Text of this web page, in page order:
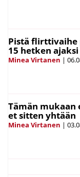
Pistä flirttivaihe
15 hetken ajaksi
Minea Virtanen |
Tämän mukaan
et sitten yhtään
Minea Virtanen |